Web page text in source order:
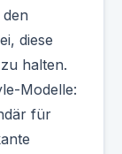
diese
halten.
Modelle:
für